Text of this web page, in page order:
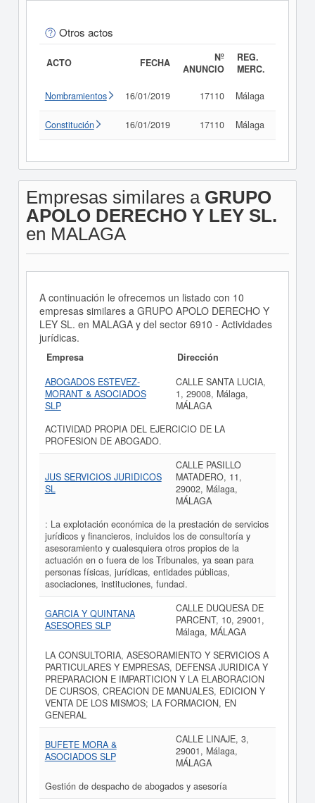
Otros actos
ACTO FECHA
Nº
ANUNCIO
REG.
MERC.
Nombramientos 16/01/2019 17110 Málaga
Constitución 16/01/2019 17110 Málaga
Empresas similares a GRUPO
APOLO DERECHO Y LEY SL.
en MALAGA
A continuación le ofrecemos un listado con 10
empresas similares a GRUPO APOLO DERECHO Y
LEY SL. en MALAGA y del sector 6910 - Actividades
jurídicas.
Empresa
Dirección
ABOGADOS ESTEVEZ-
MORANT & ASOCIADOS
SLP
CALLE SANTA LUCIA,
1, 29008, Málaga,
MÁLAGA
ACTIVIDAD PROPIA DEL EJERCICIO DE LA
PROFESION DE ABOGADO.
JUS SERVICIOS JURIDICOS
SL
CALLE PASILLO
MATADERO, 11,
29002, Málaga,
MÁLAGA
: La explotación económica de la prestación de servicios
jurídicos y financieros, incluidos los de consultoría y
asesoramiento y cualesquiera otros propios de la
actuación en o fuera de los Tribunales, ya sean para
personas físicas, jurídicas, entidades públicas,
asociaciones, instituciones, fundaci.
GARCIA Y QUINTANA
ASESORES SLP
CALLE DUQUESA DE
PARCENT, 10, 29001,
Málaga, MÁLAGA
LA CONSULTORIA, ASESORAMIENTO Y SERVICIOS A
PARTICULARES Y EMPRESAS, DEFENSA JURIDICA Y
PREPARACION E IMPARTICION Y LA ELABORACION
DE CURSOS, CREACION DE MANUALES, EDICION Y
VENTA DE LOS MISMOS; LA FORMACION, EN
GENERAL
BUFETE MORA &
ASOCIADOS SLP
CALLE LINAJE, 3,
29001, Málaga,
MÁLAGA
Gestión de despacho de abogados y asesoría